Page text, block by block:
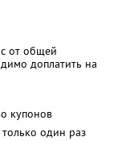
от общей
доплатить на
купонов
один раз